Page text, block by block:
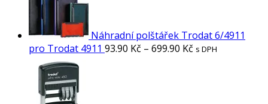
Náhradní polštářek Trodat 6/4911
pro Trodat 4911 93.90 Kč – 699.90 Kč s DPH